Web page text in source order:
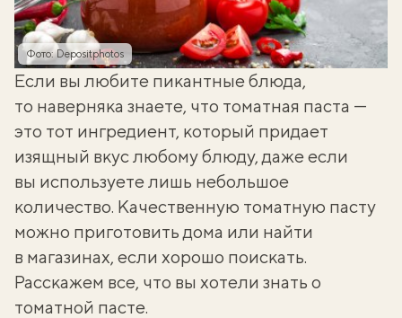
Фото: Depositphotos
Если вы любите пикантные блюда,
то наверняка знаете, что томатная паста —
это тот ингредиент, который придает
изящный вкус любому блюду, даже если
вы используете лишь небольшое
количество. Качественную томатную пасту
можно приготовить дома или найти
в магазинах, если хорошо поискать.
Расскажем все, что вы хотели знать о
томатной пасте.